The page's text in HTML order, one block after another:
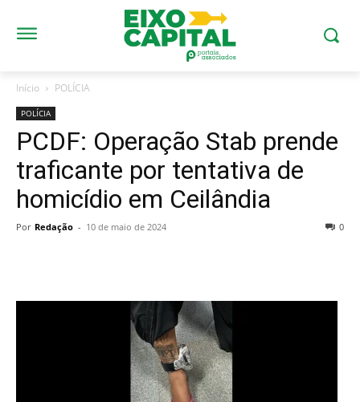
Início POLÍCIA
POLÍCIA
PCDF: Operação Stab prende
traficante por tentativa de
homicídio em Ceilândia
Por Redação - 10 de maio de 2024 0